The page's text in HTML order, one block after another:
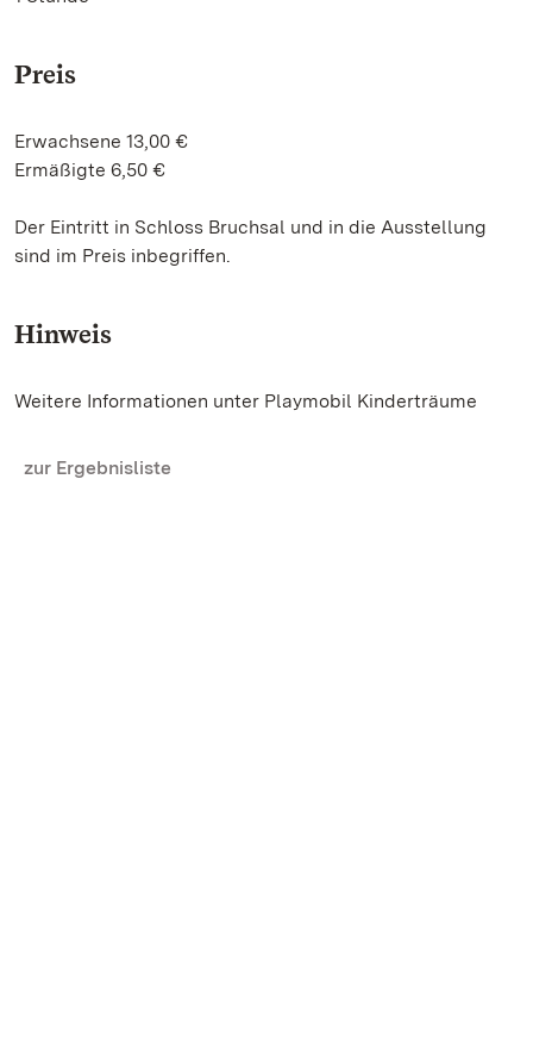
Preis
Erwachsene 13,00 €
Ermäßigte 6,50 €
Der Eintritt in Schloss Bruchsal und in die Ausstellung
sind im Preis inbegriffen.
Hinweis
Weitere Informationen unter Playmobil Kinderträume
zur Ergebnisliste